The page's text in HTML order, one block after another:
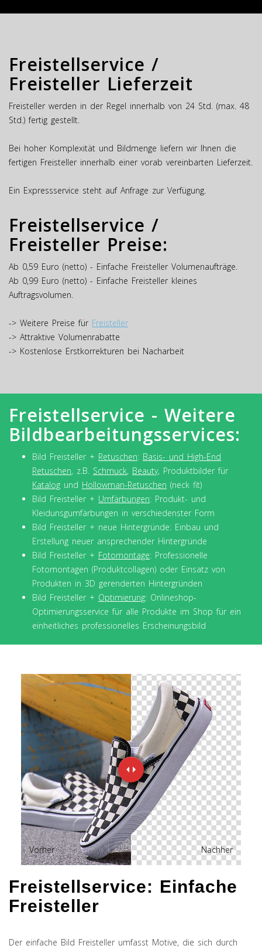
Freistellservice /
Freisteller Lieferzeit
Freisteller werden in der Regel innerhalb von 24 Std. (max. 48
Std.) fertig gestellt.
Bei hoher Komplexität und Bildmenge liefern wir Ihnen die
fertigen Freisteller innerhalb einer vorab vereinbarten Lieferzeit.
Ein Expressservice steht auf Anfrage zur Verfügung.
Freistellservice /
Freisteller Preise:
Ab 0,59 Euro (netto) - Einfache Freisteller Volumenaufträge.
Ab 0,99 Euro (netto) - Einfache Freisteller kleines
Auftragsvolumen.
-> Weitere Preise für Freisteller
-> Attraktive Volumenrabatte
-> Kostenlose Erstkorrekturen bei Nacharbeit
Freistellservice - Weitere
Bildbearbeitungsservices:
Bild Freisteller + Retuschen: Basis- und High-End
Retuschen, z.B. Schmuck, Beauty, Produktbilder für
Katalog und Hollowman-Retuschen (neck fit)
Bild Freisteller + Umfärbungen: Produkt- und
Kleidunsgumfärbungen in verschiedenster Form
Bild Freisteller + neue Hintergründe: Einbau und
Erstellung neuer ansprechender Hintergründe
Bild Freisteller + Fotomontage: Professionelle
Fotomontagen (Produktcollagen) oder Einsatz von
Produkten in 3D gerenderten Hintergründen
Bild Freisteller + Optimierung: Onlineshop-
Optimierungsservice für alle Produkte im Shop für ein
einheitliches professionelles Erscheinungsbild
Nachher
Vorher
Freistellservice: Einfache
Freisteller
Der einfache Bild Freisteller umfasst Motive, die sich durch